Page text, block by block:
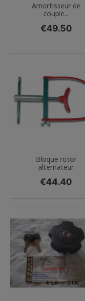
Amortisseur de
couple...
Price
€49.50
Bloque rotor
alternateur
Price
€44.40